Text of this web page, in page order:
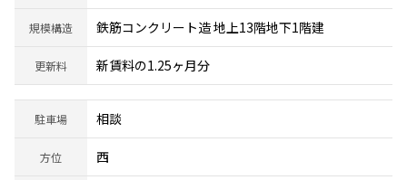
規模構造 鉄筋コンクリート造 地上13階地下1階建
更新料 新賃料の1.25ヶ月分
駐車場 相談
方位 西